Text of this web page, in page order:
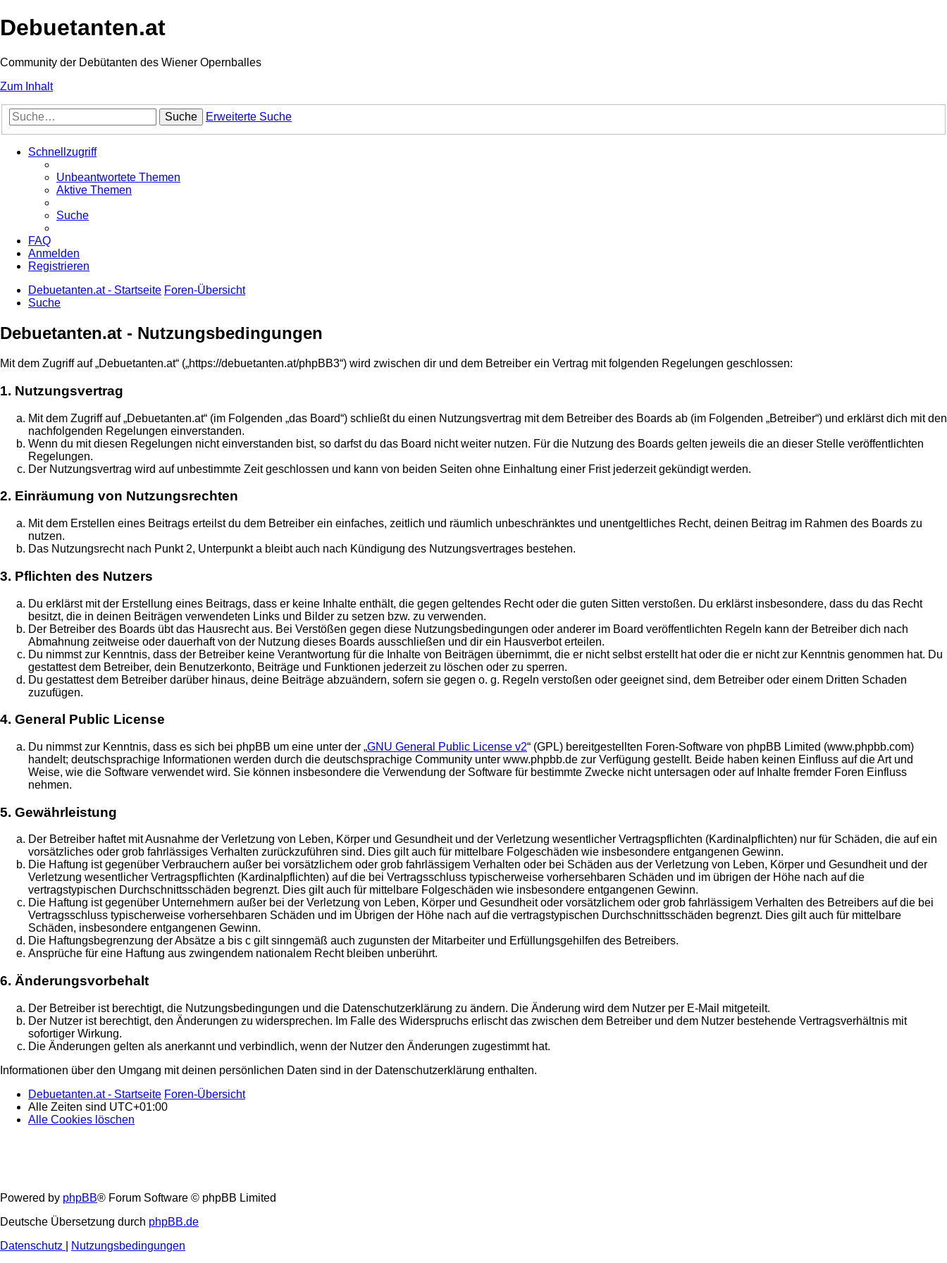
Debuetanten.at
Community der Debütanten des Wiener Opernballes
Zum Inhalt
Suche Erweiterte Suche
Schnellzugriff
Unbeantwortete Themen
Aktive Themen
Suche
FAQ
Anmelden
Registrieren
Debuetanten.at - Startseite Foren-Übersicht
Suche
Debuetanten.at - Nutzungsbedingungen
Mit dem Zugriff auf „Debuetanten.at“ („https://debuetanten.at/phpBB3“) wird zwischen dir und dem Betreiber ein Vertrag mit folgenden Regelungen geschlossen:
1. Nutzungsvertrag
Mit dem Zugriff auf „Debuetanten.at“ (im Folgenden „das Board“) schließt du einen Nutzungsvertrag mit dem Betreiber des Boards ab (im Folgenden „Betreiber“) und erklärst dich mit den
nachfolgenden Regelungen einverstanden.
Wenn du mit diesen Regelungen nicht einverstanden bist, so darfst du das Board nicht weiter nutzen. Für die Nutzung des Boards gelten jeweils die an dieser Stelle veröffentlichten
Regelungen.
Der Nutzungsvertrag wird auf unbestimmte Zeit geschlossen und kann von beiden Seiten ohne Einhaltung einer Frist jederzeit gekündigt werden.
2. Einräumung von Nutzungsrechten
Mit dem Erstellen eines Beitrags erteilst du dem Betreiber ein einfaches, zeitlich und räumlich unbeschränktes und unentgeltliches Recht, deinen Beitrag im Rahmen des Boards zu
nutzen.
Das Nutzungsrecht nach Punkt 2, Unterpunkt a bleibt auch nach Kündigung des Nutzungsvertrages bestehen.
3. Pflichten des Nutzers
Du erklärst mit der Erstellung eines Beitrags, dass er keine Inhalte enthält, die gegen geltendes Recht oder die guten Sitten verstoßen. Du erklärst insbesondere, dass du das Recht
besitzt, die in deinen Beiträgen verwendeten Links und Bilder zu setzen bzw. zu verwenden.
Der Betreiber des Boards übt das Hausrecht aus. Bei Verstößen gegen diese Nutzungsbedingungen oder anderer im Board veröffentlichten Regeln kann der Betreiber dich nach
Abmahnung zeitweise oder dauerhaft von der Nutzung dieses Boards ausschließen und dir ein Hausverbot erteilen.
Du nimmst zur Kenntnis, dass der Betreiber keine Verantwortung für die Inhalte von Beiträgen übernimmt, die er nicht selbst erstellt hat oder die er nicht zur Kenntnis genommen hat. Du
gestattest dem Betreiber, dein Benutzerkonto, Beiträge und Funktionen jederzeit zu löschen oder zu sperren.
Du gestattest dem Betreiber darüber hinaus, deine Beiträge abzuändern, sofern sie gegen o. g. Regeln verstoßen oder geeignet sind, dem Betreiber oder einem Dritten Schaden
zuzufügen.
4. General Public License
Du nimmst zur Kenntnis, dass es sich bei phpBB um eine unter der „GNU General Public License v2“ (GPL) bereitgestellten Foren-Software von phpBB Limited (www.phpbb.com)
handelt; deutschsprachige Informationen werden durch die deutschsprachige Community unter www.phpbb.de zur Verfügung gestellt. Beide haben keinen Einfluss auf die Art und
Weise, wie die Software verwendet wird. Sie können insbesondere die Verwendung der Software für bestimmte Zwecke nicht untersagen oder auf Inhalte fremder Foren Einfluss
nehmen.
5. Gewährleistung
Der Betreiber haftet mit Ausnahme der Verletzung von Leben, Körper und Gesundheit und der Verletzung wesentlicher Vertragspflichten (Kardinalpflichten) nur für Schäden, die auf ein
vorsätzliches oder grob fahrlässiges Verhalten zurückzuführen sind. Dies gilt auch für mittelbare Folgeschäden wie insbesondere entgangenen Gewinn.
Die Haftung ist gegenüber Verbrauchern außer bei vorsätzlichem oder grob fahrlässigem Verhalten oder bei Schäden aus der Verletzung von Leben, Körper und Gesundheit und der
Verletzung wesentlicher Vertragspflichten (Kardinalpflichten) auf die bei Vertragsschluss typischerweise vorhersehbaren Schäden und im übrigen der Höhe nach auf die
vertragstypischen Durchschnittsschäden begrenzt. Dies gilt auch für mittelbare Folgeschäden wie insbesondere entgangenen Gewinn.
Die Haftung ist gegenüber Unternehmern außer bei der Verletzung von Leben, Körper und Gesundheit oder vorsätzlichem oder grob fahrlässigem Verhalten des Betreibers auf die bei
Vertragsschluss typischerweise vorhersehbaren Schäden und im Übrigen der Höhe nach auf die vertragstypischen Durchschnittsschäden begrenzt. Dies gilt auch für mittelbare
Schäden, insbesondere entgangenen Gewinn.
Die Haftungsbegrenzung der Absätze a bis c gilt sinngemäß auch zugunsten der Mitarbeiter und Erfüllungsgehilfen des Betreibers.
Ansprüche für eine Haftung aus zwingendem nationalem Recht bleiben unberührt.
6. Änderungsvorbehalt
Der Betreiber ist berechtigt, die Nutzungsbedingungen und die Datenschutzerklärung zu ändern. Die Änderung wird dem Nutzer per E-Mail mitgeteilt.
Der Nutzer ist berechtigt, den Änderungen zu widersprechen. Im Falle des Widerspruchs erlischt das zwischen dem Betreiber und dem Nutzer bestehende Vertragsverhältnis mit
sofortiger Wirkung.
Die Änderungen gelten als anerkannt und verbindlich, wenn der Nutzer den Änderungen zugestimmt hat.
Informationen über den Umgang mit deinen persönlichen Daten sind in der Datenschutzerklärung enthalten.
Debuetanten.at - Startseite Foren-Übersicht
Alle Zeiten sind UTC+01:00
Alle Cookies löschen
Powered by phpBB® Forum Software © phpBB Limited
Deutsche Übersetzung durch phpBB.de
Datenschutz
Nutzungsbedingungen